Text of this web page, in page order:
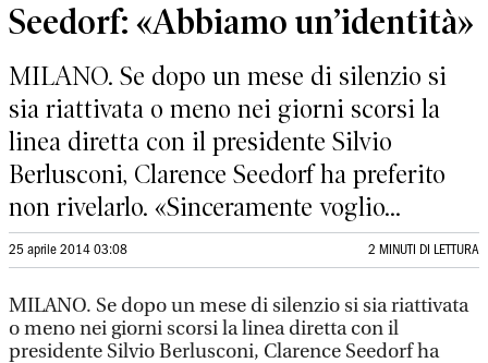
Seedorf: «Abbiamo un’identità»
MILANO. Se dopo un mese di silenzio si
sia riattivata o meno nei giorni scorsi la
linea diretta con il presidente Silvio
Berlusconi, Clarence Seedorf ha preferito
non rivelarlo. «Sinceramente voglio...
25 aprile 2014 03:08 2 MINUTI DI LETTURA
MILANO. Se dopo un mese di silenzio si sia riattivata
o meno nei giorni scorsi la linea diretta con il
presidente Silvio Berlusconi, Clarence Seedorf ha